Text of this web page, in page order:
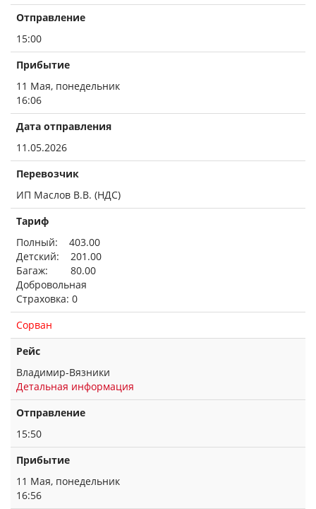
Отправление
15:00
Прибытие
11 Мая, понедельник
16:06
Дата отправления
11.05.2026
Перевозчик
ИП Маслов В.В. (НДС)
Тариф
Полный: 403.00
Детский: 201.00
Багаж: 80.00
Добровольная
Страховка: 0
Сорван
Рейс
Владимир-Вязники
Детальная информация
Отправление
15:50
Прибытие
11 Мая, понедельник
16:56